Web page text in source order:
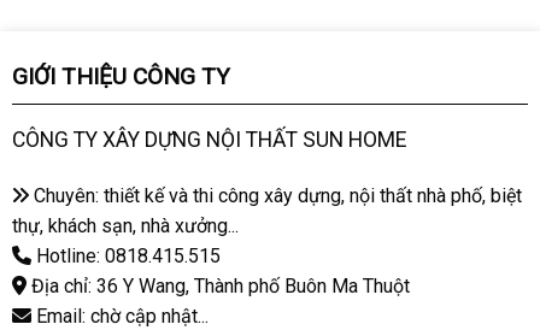
GIỚI THIỆU CÔNG TY
CÔNG TY XÂY DỰNG NỘI THẤT SUN HOME
Chuyên: thiết kế và thi công xây dựng, nội thất nhà phố, biệt
thự, khách sạn, nhà xưởng...
Hotline: 0818.415.515
Địa chỉ: 36 Y Wang, Thành phố Buôn Ma Thuột
Email: chờ cập nhật...